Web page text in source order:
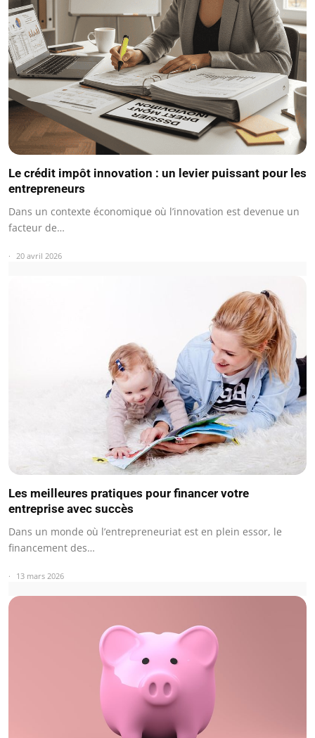
Le crédit impôt innovation : un levier puissant pour les
entrepreneurs
Dans un contexte économique où l’innovation est devenue un
facteur de…
20 avril 2026
Les meilleures pratiques pour financer votre
entreprise avec succès
Dans un monde où l’entrepreneuriat est en plein essor, le
financement des…
13 mars 2026